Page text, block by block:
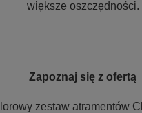
większe oszczędności.
Zapoznaj się z ofertą
zestaw atramentów